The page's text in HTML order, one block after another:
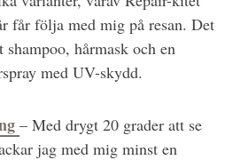
får följa med mig på resan. Det
hårmask och en
med UV-skydd.
– Med drygt 20 grader att se
jag med mig minst en